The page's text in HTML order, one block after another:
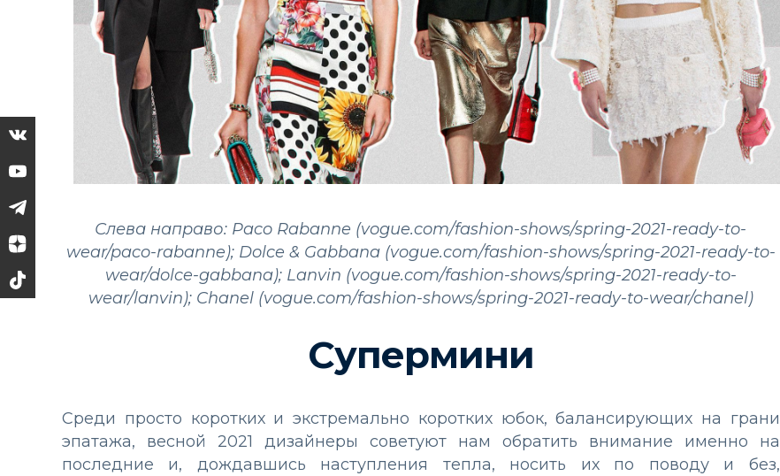
Слева направо: Paco Rabanne (vogue.com/fashion-shows/spring-2021-ready-to-
wear/paco-rabanne); Dolce & Gabbana (vogue.com/fashion-shows/spring-2021-ready-to-
wear/dolce-gabbana); Lanvin (vogue.com/fashion-shows/spring-2021-ready-to-
wear/lanvin); Chanel (vogue.com/fashion-shows/spring-2021-ready-to-wear/chanel)
Супермини
Среди просто коротких и экстремально коротких юбок, балансирующих на грани
эпатажа, весной 2021 дизайнеры советуют нам обратить внимание именно на
последние и, дождавшись наступления тепла, носить их по поводу и без,